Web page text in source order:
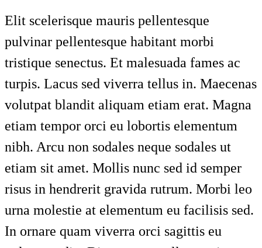
Elit scelerisque mauris pellentesque
pulvinar pellentesque habitant morbi
tristique senectus. Et malesuada fames ac
turpis. Lacus sed viverra tellus in. Maecenas
volutpat blandit aliquam etiam erat. Magna
etiam tempor orci eu lobortis elementum
nibh. Arcu non sodales neque sodales ut
etiam sit amet. Mollis nunc sed id semper
risus in hendrerit gravida rutrum. Morbi leo
urna molestie at elementum eu facilisis sed.
In ornare quam viverra orci sagittis eu